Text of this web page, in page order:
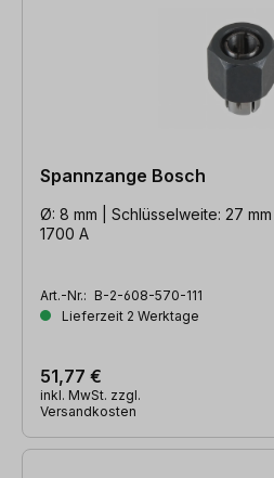
Spannzange Bosch
Ø: 8 mm | Schlüsselweite: 27
1700 A
Art.-Nr.: B-2-608-570-111
Lieferzeit 2 Werktage
51,77 €
inkl. MwSt. zzgl.
Versandkosten